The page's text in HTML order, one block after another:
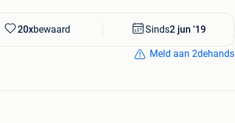
9200
20xbewaard Sinds2 jun '19
Meld aan 2dehands